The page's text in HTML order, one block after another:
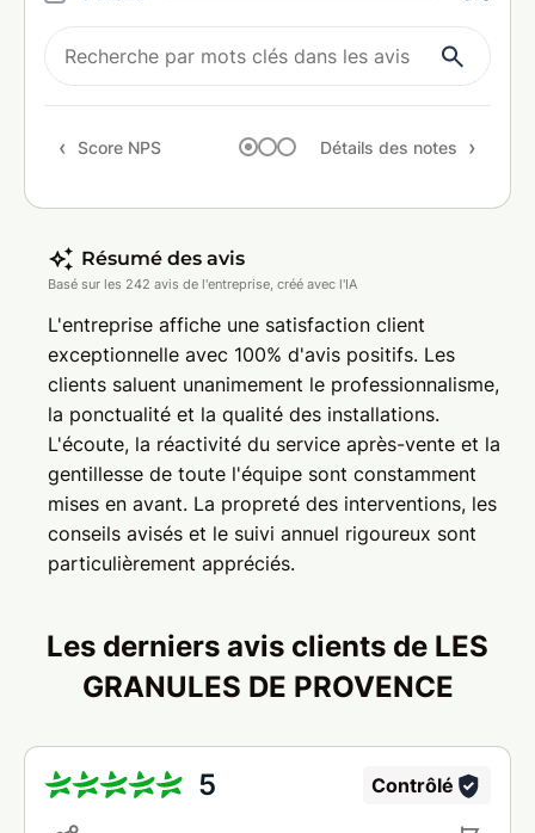
Score NPS Détails des notes
Résumé des avis
Basé sur les 242 avis de l'entreprise, créé avec l'IA
L'entreprise affiche une satisfaction client
exceptionnelle avec 100% d'avis positifs. Les
clients saluent unanimement le professionnalisme,
la ponctualité et la qualité des installations.
L'écoute, la réactivité du service après-vente et la
gentillesse de toute l'équipe sont constamment
mises en avant. La propreté des interventions, les
conseils avisés et le suivi annuel rigoureux sont
particulièrement appréciés.
Les derniers avis clients de LES
GRANULES DE PROVENCE
5 Contrôlé